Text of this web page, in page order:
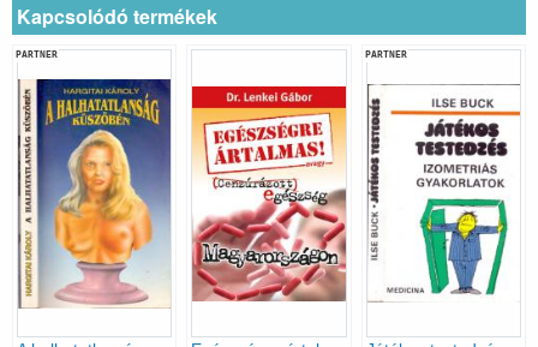
Kapcsolódó termékek
PARTNER PARTNER